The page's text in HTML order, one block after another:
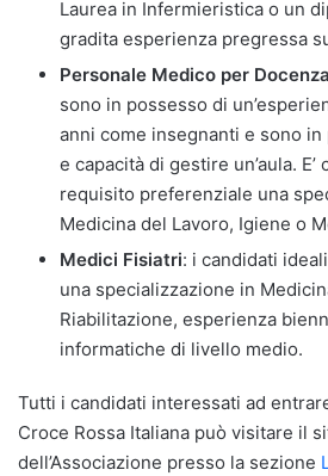
Laurea in Infermieristica o un
gradita esperienza pregressa
Personale Medico per Docenza
sono in possesso di
anni come insegnanti e sono
e capacità di gestire un’aula.
requisito preferenziale una
Medicina del Lavoro, Igiene o
Medici Fisiatri: i candidati
una specializzazione in
Riabilitazione, esperienza
informatiche di livello medio.
Tutti i candidati interessati ad
Croce Rossa Italiana può visitare il
dell’Associazione presso la sezione